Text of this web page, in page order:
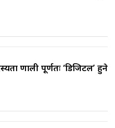
प्रणाली पूर्णतः ‘डिजिटल’ हुने